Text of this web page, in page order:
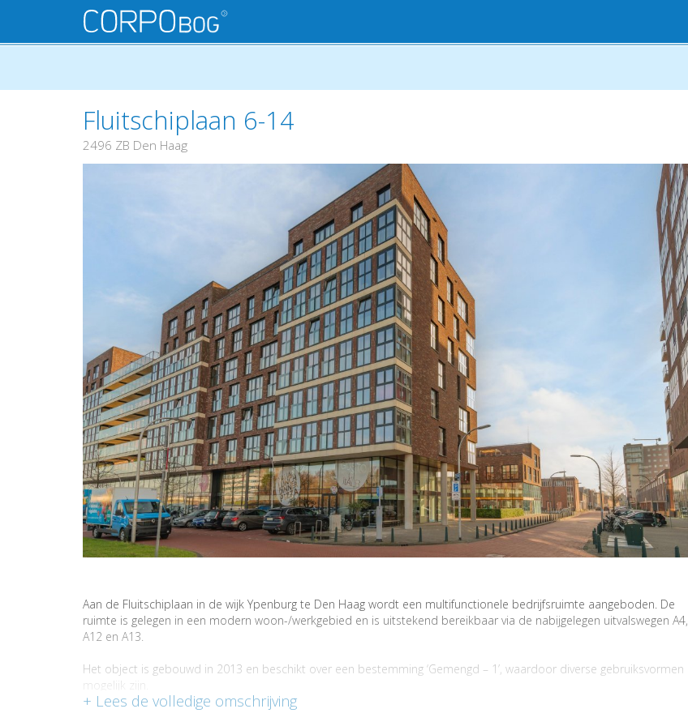
Fluitschiplaan 6-14
2496 ZB Den Haag
Aan de Fluitschiplaan in de wijk Ypenburg te Den Haag wordt een multifunctionele bedrijfsruimte aangeboden. De
ruimte is gelegen in een modern woon-/werkgebied en is uitstekend bereikbaar via de nabijgelegen uitvalswegen A4,
A12 en A13.
Het object is gebouwd in 2013 en beschikt over een bestemming ‘Gemengd – 1’, waardoor diverse gebruiksvormen
mogelijk zijn.